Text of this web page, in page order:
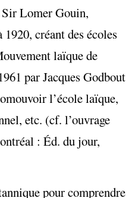
Lomer Gouin,
créant des écoles
laïque de
par Jacques Godbout
l’école laïque,
etc. (cf. l’ouvrage
: Éd. du jour,
pour comprendre